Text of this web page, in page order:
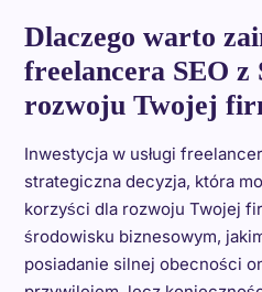
Dlaczego warto
freelancera SEO z
rozwoju Twojej
Inwestycja w usługi
strategiczna decyzja, która
korzyści dla rozwoju Twojej
środowisku biznesowym,
posiadanie silnej obecności